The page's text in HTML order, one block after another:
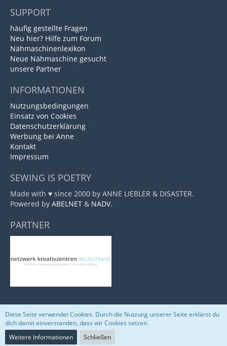
SUPPORT
häufig gestellte Fragen
Neu hier? Hilfe zum Forum
Nähmaschinenlexikon
Neue Nähmaschine gesucht
unsere Partner
INFORMATIONEN
Nutzungsbedingungen
Einsatz von Cookies
Datenschutzerklärung
Werbung bei Anne
Kontakt
Impressum
SEWING IS POETRY
Made with ♥ since 2000 by ANNE LIEBLER & DISASTER.
Powered by ABELNET & NADV.
PARTNER
Community-Software:WoltLab Suite™
Diese Seite verwendet Cookies. Durch die Nutzung unserer Seite erklärst du
dich damit einverstanden, dass wir Cookies setzen.
Weitere Informationen
Schließen